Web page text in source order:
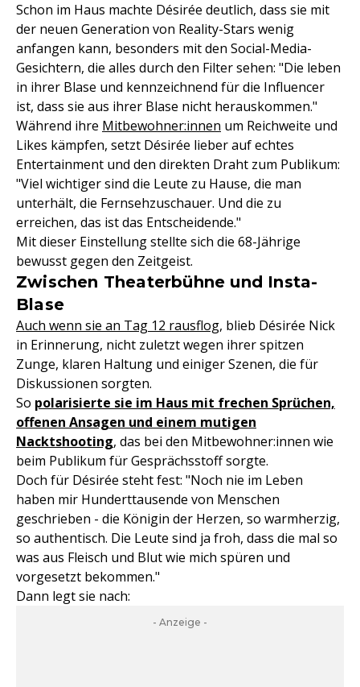
Schon im Haus machte Désirée deutlich, dass sie mit
der neuen Generation von Reality-Stars wenig
anfangen kann, besonders mit den Social-Media-
Gesichtern, die alles durch den Filter sehen: "Die leben
in ihrer Blase und kennzeichnend für die Influencer
ist, dass sie aus ihrer Blase nicht herauskommen."
Während ihre Mitbewohner:innen um Reichweite und
Likes kämpfen, setzt Désirée lieber auf echtes
Entertainment und den direkten Draht zum Publikum:
"Viel wichtiger sind die Leute zu Hause, die man
unterhält, die Fernsehzuschauer. Und die zu
erreichen, das ist das Entscheidende."
Mit dieser Einstellung stellte sich die 68-Jährige
bewusst gegen den Zeitgeist.
Zwischen Theaterbühne und Insta-
Blase
Auch wenn sie an Tag 12 rausflog, blieb Désirée Nick
in Erinnerung, nicht zuletzt wegen ihrer spitzen
Zunge, klaren Haltung und einiger Szenen, die für
Diskussionen sorgten.
So polarisierte sie im Haus mit frechen Sprüchen,
offenen Ansagen und einem mutigen
Nacktshooting, das bei den Mitbewohner:innen wie
beim Publikum für Gesprächsstoff sorgte.
Doch für Désirée steht fest: "Noch nie im Leben
haben mir Hunderttausende von Menschen
geschrieben - die Königin der Herzen, so warmherzig,
so authentisch. Die Leute sind ja froh, dass die mal so
was aus Fleisch und Blut wie mich spüren und
vorgesetzt bekommen."
Dann legt sie nach:
- Anzeige -